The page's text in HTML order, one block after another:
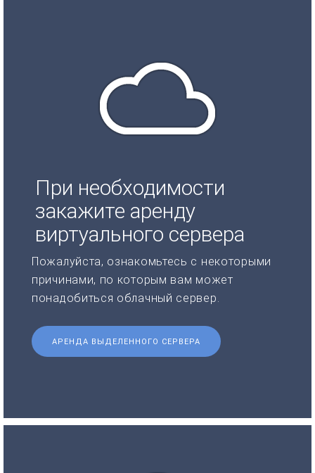
При необходимости
закажите аренду
виртуального сервера
Пожалуйста, ознакомьтесь с некоторыми
причинами, по которым вам может
понадобиться облачный сервер.
АРЕНДА ВЫДЕЛЕННОГО СЕРВЕРА